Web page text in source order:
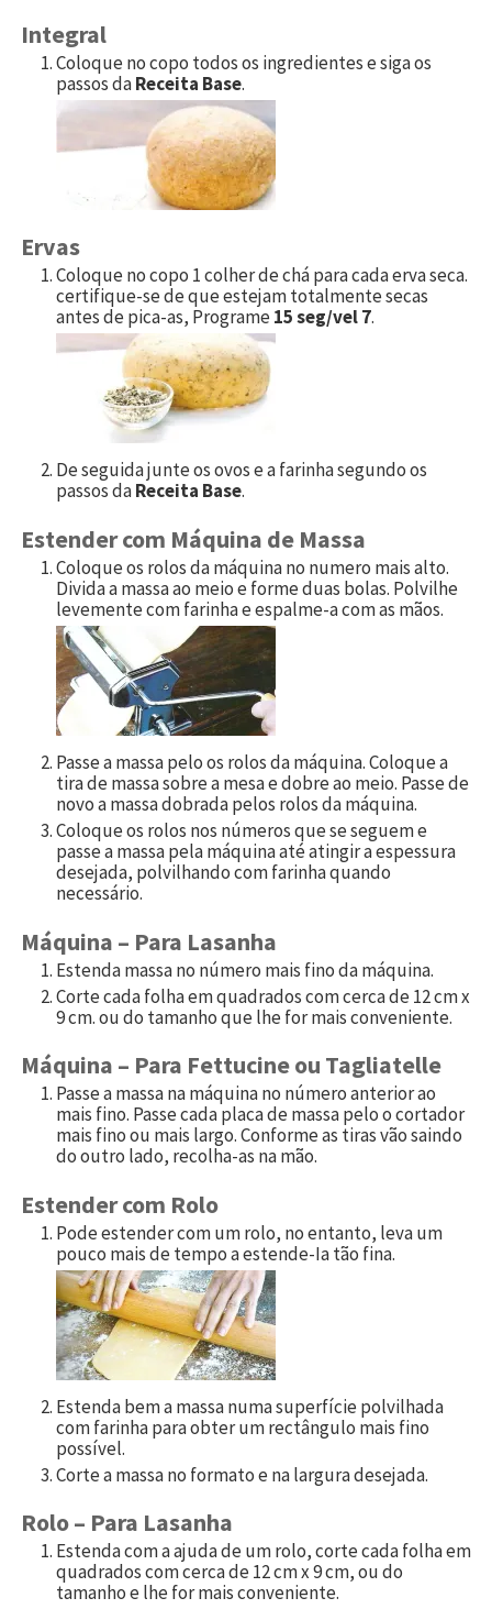
Integral
Coloque no copo todos os ingredientes e siga os
passos daReceita Base.
Ervas
Coloque no copo 1 colher de chá para cada erva seca.
certifique-se de que estejam totalmente secas
antes de pica-as, Programe15 seg/vel 7.
De seguida junte os ovos e a farinha segundo os
passos daReceita Base.
Estender com Máquina de Massa
Coloque os rolos da máquina no numero mais alto.
Divida a massa ao meio e forme duas bolas. Polvilhe
levemente com farinha e espalme-a com as mãos.
Passe a massa pelo os rolos da máquina. Coloque a
tira de massa sobre a mesa e dobre ao meio. Passe de
novo a massa dobrada pelos rolos da máquina.
Coloque os rolos nos números que se seguem e
passe a massa pela máquina até atingir a espessura
desejada, polvilhando com farinha quando
necessário.
Máquina – Para Lasanha
Estenda massa no número mais fino da máquina.
Corte cada folha em quadrados com cerca de 12 cm x
9 cm. ou do tamanho que lhe for mais conveniente.
Máquina – Para Fettucine ou Tagliatelle
Passe a massa na máquina no número anterior ao
mais fino. Passe cada placa de massa pelo o cortador
mais fino ou mais largo. Conforme as tiras vão saindo
do outro lado, recolha-as na mão.
Estender com Rolo
Pode estender com um rolo, no entanto, leva um
pouco mais de tempo a estende-Ia tão fina.
Estenda bem a massa numa superfície polvilhada
com farinha para obter um rectângulo mais fino
possível.
Corte a massa no formato e na largura desejada.
Rolo – Para Lasanha
Estenda com a ajuda de um rolo, corte cada folha em
quadrados com cerca de 12 cm x 9 cm, ou do
tamanho e lhe for mais conveniente.